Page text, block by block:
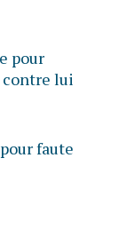
pour
lui
faute